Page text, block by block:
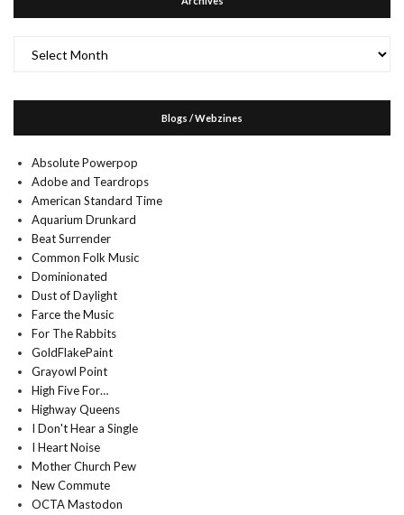
Blogs / Webzines
Absolute Powerpop
Adobe and Teardrops
American Standard Time
Aquarium Drunkard
Beat Surrender
Common Folk Music
Dominionated
Dust of Daylight
Farce the Music
For The Rabbits
GoldFlakePaint
Grayowl Point
High Five For…
Highway Queens
I Don't Hear a Single
I Heart Noise
Mother Church Pew
New Commute
OCTA Mastodon